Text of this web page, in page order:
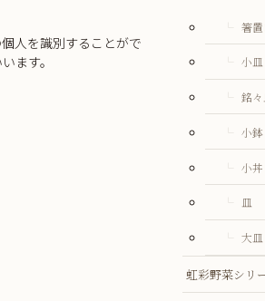
人を識別することがで
ます。
箸置
小皿
銘
小鉢
小丼
皿
大皿
虹彩野菜シリ